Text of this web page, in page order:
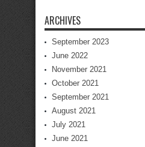
ARCHIVES
September 2023
June 2022
November 2021
October 2021
September 2021
August 2021
July 2021
June 2021